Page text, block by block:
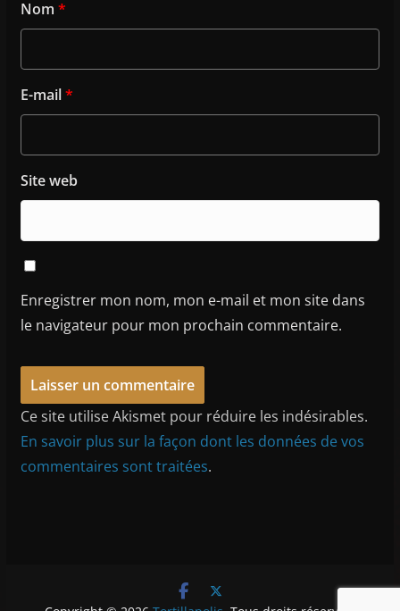
Nom *
E-mail*
Site web
Enregistrer mon nom, mon e-mail et mon site dans
le navigateur pour mon prochain commentaire.
Ce site utilise Akismet pour réduire les indésirables.
En savoir plus sur la façon dont les données de vos
commentaires sont traitées.